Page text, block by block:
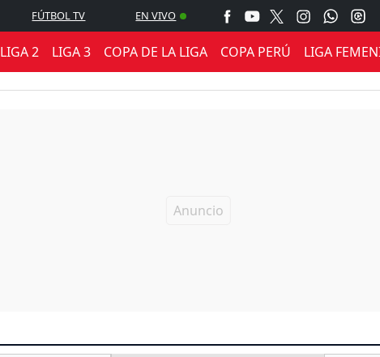
FÚTBOL TV EN VIVO
LIGA 2 LIGA 3 COPA DE LA LIGA COPA PERÚ LIGA